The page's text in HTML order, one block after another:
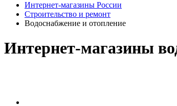
Интернет-магазины России
Строительство и ремонт
Водоснабжение и отопление
Интернет-магазины